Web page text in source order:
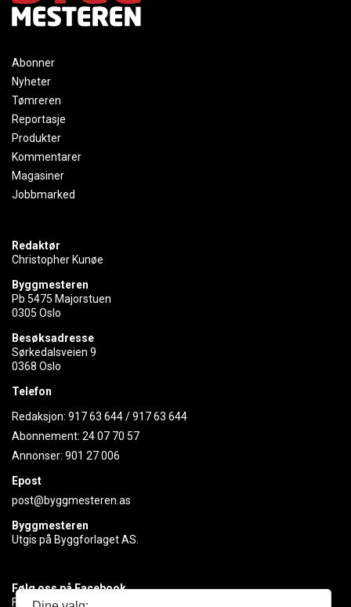
Abonner
Nyheter
Tømreren
Reportasje
Produkter
Kommentarer
Magasiner
Jobbmarked
Redaktør
Christopher Kunøe
Byggmesteren
Pb 5475 Majorstuen
0305 Oslo
Besøksadresse
Sørkedalsveien 9
0368 Oslo
Telefon
Redaksjon: 917 63 644/917 63 644
Abonnement: 24 07 70 57
Annonser: 901 27 006
Epost
post@byggmesteren.as
Byggmesteren
Utgis på Byggforlaget AS.
Følg oss på Facebook
Få med deg det siste innen byggebransjen